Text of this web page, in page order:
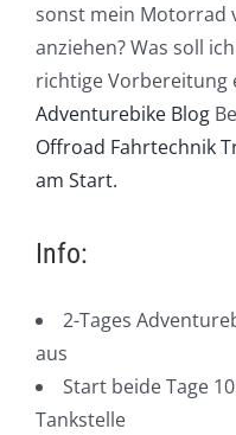
sonst mein Motorrad
anziehen? Was soll
richtige Vorbereitung
Adventurebike Blog
Offroad Fahrtechnik
am Start.
Info:
2-Tages
aus
Start beide Tage
Tankstelle